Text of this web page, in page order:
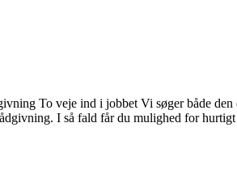
To veje ind i jobbet Vi søger både
I så fald får du mulighed for hurtigt